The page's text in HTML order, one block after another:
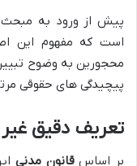
پیش از ورود به مبحث
است که مفهوم این
محجورین به وضوح
پیچیدگی های حقوقی
تعریف دقیق
بر اساسقانون مدنی